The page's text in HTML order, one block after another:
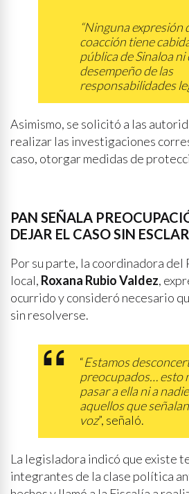
“Ninguna expresión
coacción tiene
pública de Sinaloa ni
desempeño de las
responsabilidades
Asimismo, se solicitó a las
realizar las investigaciones
caso, otorgar medidas de
PAN SEÑALA
DEJAR EL CASO SIN
Por su parte, la coordinadora del
local, Roxana Rubio Valdez,
ocurrido y consideró necesario
sin resolverse.
“Estamos
preocupados… esto
pasar a ella ni a
aquellos que
voz”, señaló.
La legisladora indicó que existe
integrantes de la clase política